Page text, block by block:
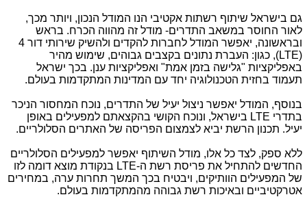
גם בישראל שיתוף רשתות אקטיבי הנו המודל הנכון, ויותר מכך,
לאור החוסר במשאב התדרים- מודל זה מהווה הכרח. בראש
ובראשונה, יאפשר המודל לחברות להקדים ולהשיק שירותי דור 4
LTE), כגון: העברת נתונים בקצבים גבוהים, שימוש מהיר
באפליקציות "גלישה בזמן אמת" ואפליקציות ענן. בכך ישראל
תעמוד בחזית הטכנולוגיה יחד עם המדינות המתקדמות בעולם.
בנוסף, המודל יאפשר ניצול יעיל של התדרים, נוכח המחסור הניכר
בתדרי LTEבישראל, ונוכח הקושי בהקצאתם למפעילים באופן
יעיל. תכנון הרשת יביא לצמצום הפריסה של האתרים הסלולריים.
ללא ספק, לצד כל אלו, מודל השיתוף יאפשר למפעילים הסלולריים
החדשים להתחיל את פריסת רשת ה-LTEבנקודת מוצא דומה לזו
של המפעילים הוותיקים, ויבטיח בכך המשך תחרות ערה, במחירים
אטרקטיביים ובאיכות רשת גבוהה מהמתקדמות בעולם.